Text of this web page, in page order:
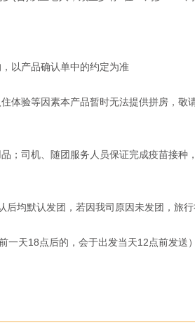
以产品确认单中的约定为准
体验等因素本产品暂时无法提供拼房，
；司机、随团服务人员保证完成疫苗接
均默认发团，若因我司原因未发团，旅
天18点后的，会于出发当天12点前发